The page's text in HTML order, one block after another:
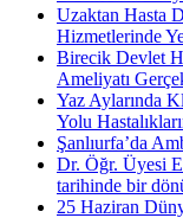
Uzaktan Hasta
Hizmetlerinde
Birecik Devlet
Ameliyatı
Yaz Aylarında
Yolu
Şanlıurfa’da
Dr. Öğr. Üyesi
tarihinde bir
25 Haziran